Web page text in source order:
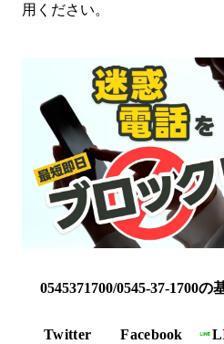
用ください。
0545371700/0545-37-1700の
Twitter Facebook